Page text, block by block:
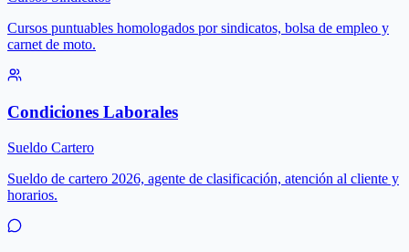
Cursos puntuables homologados por sindicatos, bolsa de empleo y
carnet de moto.
Condiciones Laborales
Sueldo Cartero
Sueldo de cartero 2026, agente de clasificación, atención al cliente y
horarios.